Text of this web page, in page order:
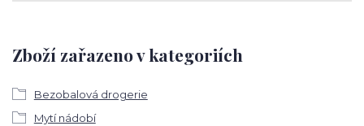
Zboží zařazeno v kategoriích
Bezobalová drogerie
Mytí nádobí